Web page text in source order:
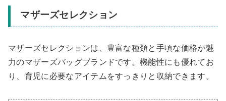
マザーズセレクション
マザーズセレクションは、豊富な種類と手頃な価格が魅
力のマザーズバッグブランドです。機能性にも優れてお
り、育児に必要なアイテムをすっきりと収納できます。